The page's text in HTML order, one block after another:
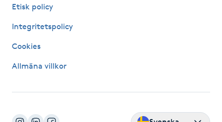
Navelpiercing
NBE-massage
Etisk policy
Integritetspolicy
Cookies
Allmäna villkor